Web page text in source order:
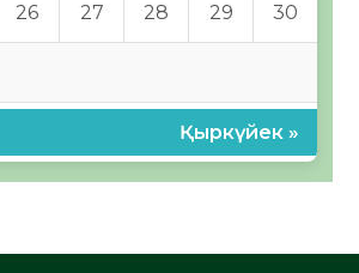
26 27 28 29 30
Қыркүйек »